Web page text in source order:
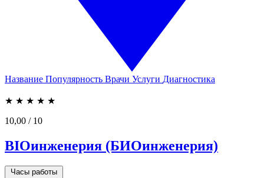
Название Популярность Врачи Услуги Диагностика
★ ★ ★ ★ ★
10,00 / 10
BIOинженерия (БИОинженерия)
Часы работы